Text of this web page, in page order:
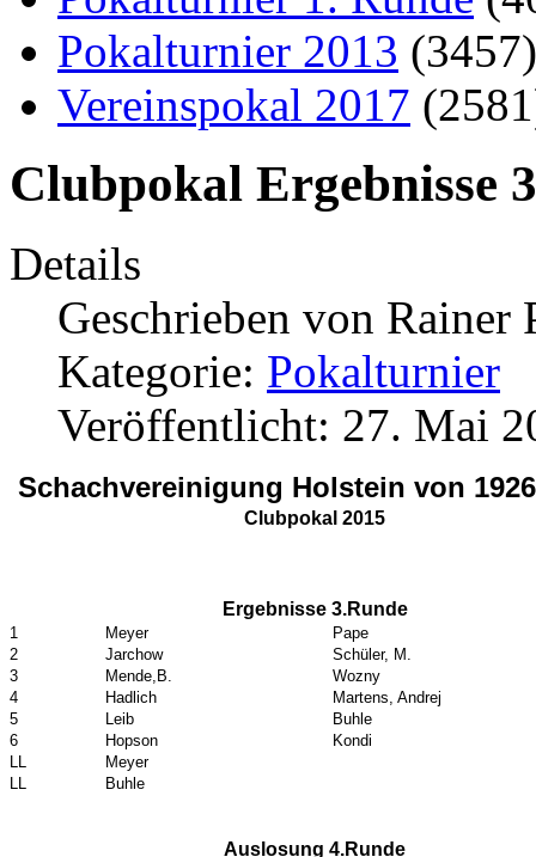
Pokalturnier 2013
Vereinspokal 2017
Clubpokal Ergebnisse
Details
Geschrieben von Rainer
Kategorie: Pokalturnier
Veröffentlicht: 27. Mai
Schachvereinigung Holstein von
Clubpokal 2015
Ergebnisse 3.Runde
1 Meyer
Pape
2
Jarchow
Schüler, M.
3
Mende,B.
Wozny
4
Hadlich
Martens, Andrej
5
Leib
Buhle
6
Hopson
Kondi
LL
Meyer
LL
Buhle
Auslosung 4.Runde